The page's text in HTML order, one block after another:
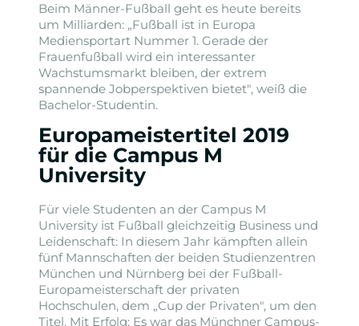
Beim Männer-Fußball geht es heute bereits
um Milliarden: „Fußball ist in Europa
Mediensportart Nummer 1. Gerade der
Frauenfußball wird ein interessanter
Wachstumsmarkt bleiben, der extrem
spannende Jobperspektiven bietet", weiß die
Bachelor-Studentin.
Europameistertitel 2019
für die Campus M
University
Für viele Studenten an der Campus M
University ist Fußball gleichzeitig Business und
Leidenschaft: In diesem Jahr kämpften allein
fünf Mannschaften der beiden Studienzentren
München und Nürnberg bei der Fußball-
Europameisterschaft der privaten
Hochschulen, dem „Cup der Privaten", um den
Titel. Mit Erfolg: Es war das Münchner Campus-